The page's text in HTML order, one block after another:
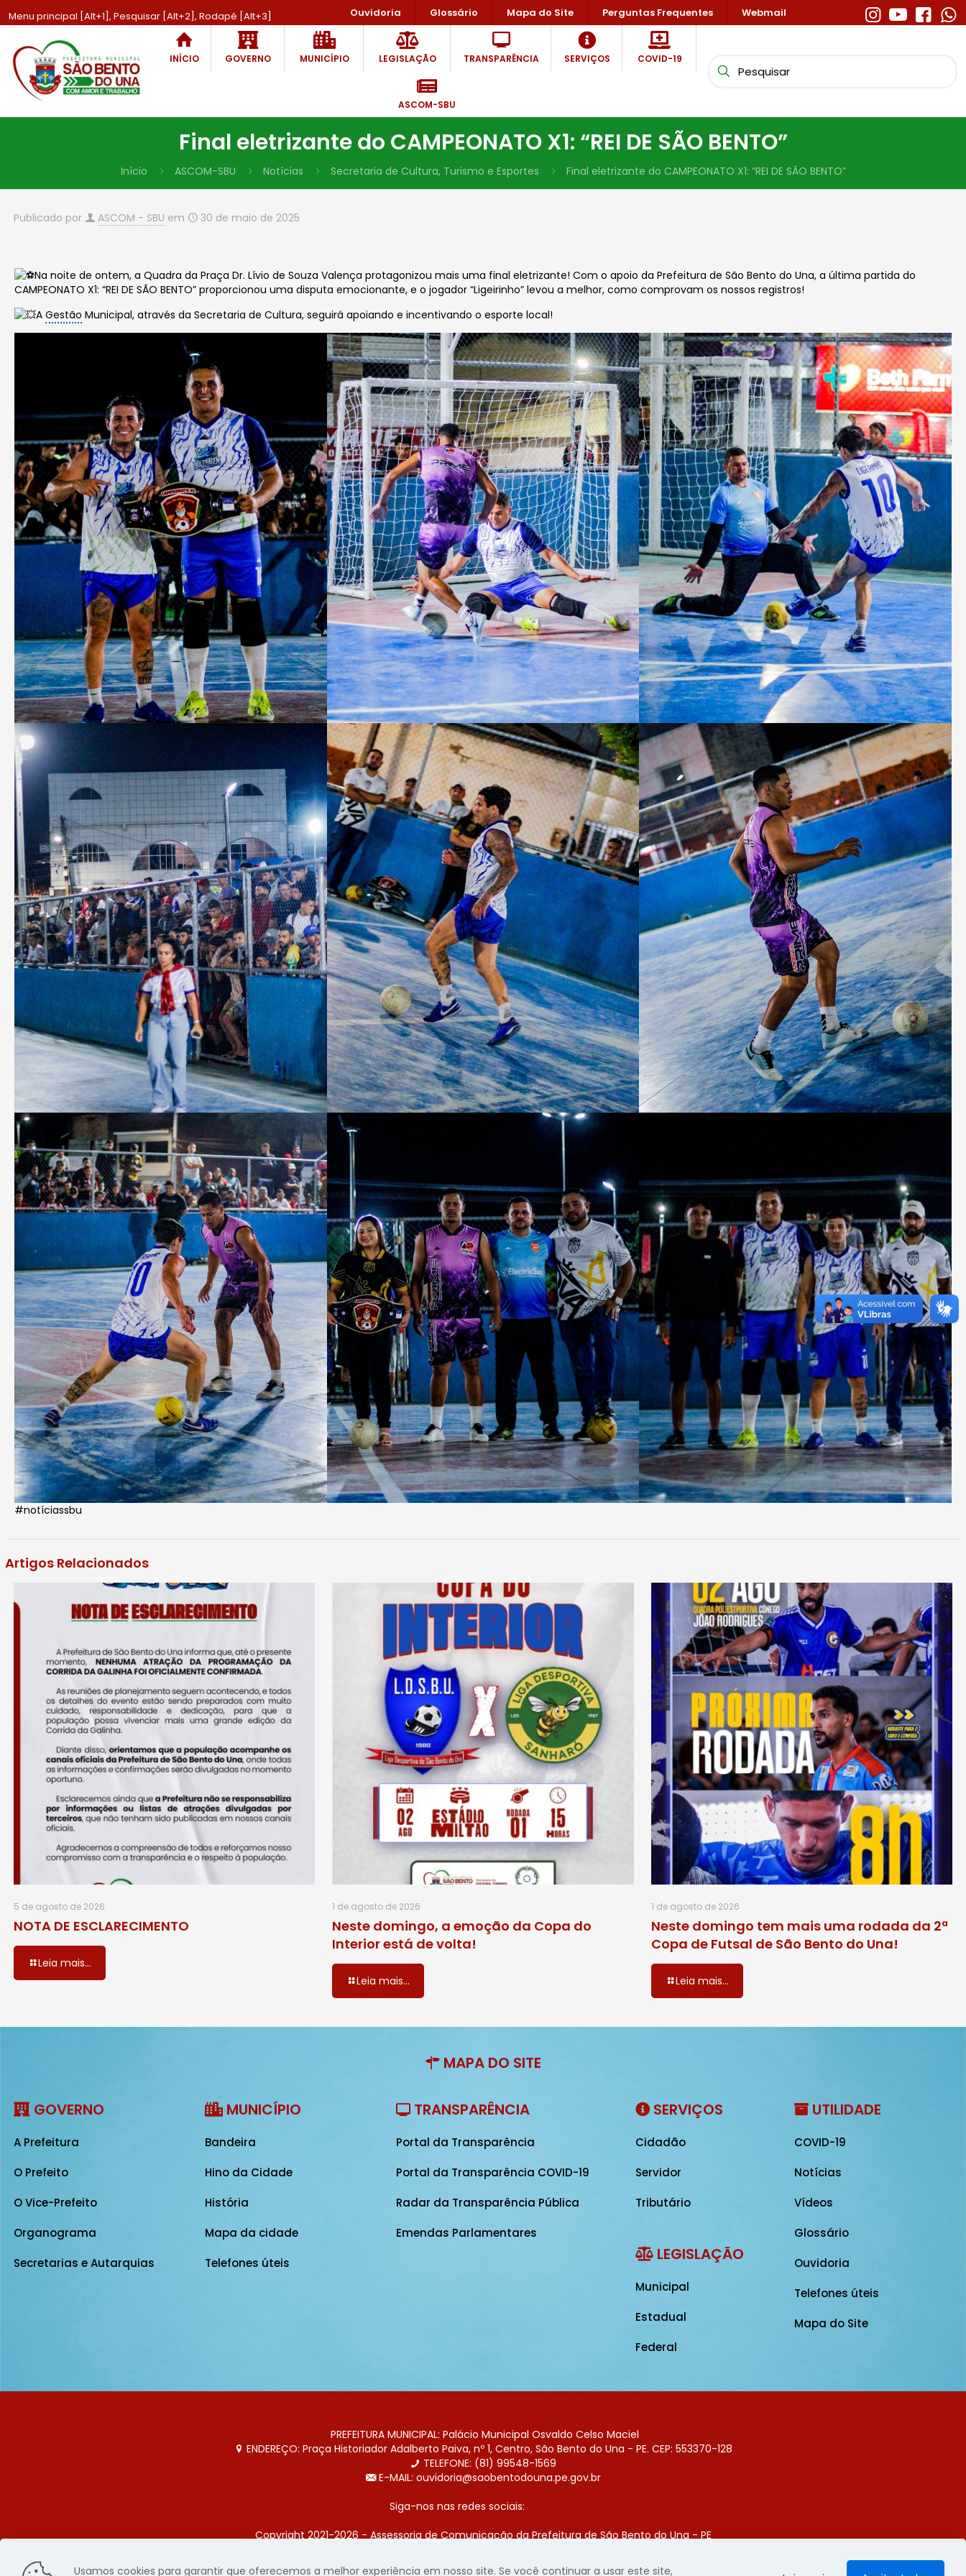
Menu principal [Alt+1], Pesquisar [Alt+2], Rodapé [Alt+3] Ouvidoria Glossário Mapa do Site Perguntas Frequentes Webmail
INÍCIO GOVERNO MUNICÍPIO LEGISLAÇÃO TRANSPARÊNCIA SERVIÇOS COVID-19
ASCOM-SBU
Final eletrizante do CAMPEONATO X1: “REI DE SÃO BENTO”
Início ASCOM-SBU Notícias Secretaria de Cultura, Turismo e Esportes Final eletrizante do CAMPEONATO X1: “REI DE SÃO BENTO”
Publicado por ASCOM - SBU em 30 de maio de 2025
Na noite de ontem, a Quadra da Praça Dr. Lívio de Souza Valença protagonizou mais uma final eletrizante! Com o apoio da Prefeitura de São Bento do Una, a últimapartida do
CAMPEONATO X1: “REI DE SÃO BENTO” proporcionou uma disputa emocionante, e o jogador “Ligeirinho” levou a melhor, como comprovam os nossos registros!
AGestão Municipal, através da Secretaria de Cultura, seguirá apoiando e incentivando o esporte local!
#notíciassbu
Artigos Relacionados
5 de agosto de 2026
NOTA DE ESCLARECIMENTO
Leia mais...
1 de agosto de 2026
Neste domingo, a emoção da Copa do
Interior está de volta!
Leia mais...
1 de agosto de 2026
Neste domingo tem mais uma rodada da 2ª
Copa de Futsal de São Bento do Una!
Leia mais...
MAPA DO SITE
GOVERNO
A Prefeitura
O Prefeito
O Vice-Prefeito
Organograma
Secretarias e Autarquias
MUNICÍPIO
Bandeira
Hino da Cidade
História
Mapa da cidade
Telefones úteis
TRANSPARÊNCIA
Portal da Transparência
Portal da Transparência COVID-19
Radar da Transparência Pública
Emendas Parlamentares
SERVIÇOS
Cidadão
Servidor
Tributário
LEGISLAÇÃO
Municipal
Estadual
Federal
UTILIDADE
COVID-19
Notícias
Vídeos
Glossário
Ouvidoria
Telefones úteis
Mapa do Site
PREFEITURA MUNICIPAL: Palácio Municipal Osvaldo Celso Maciel
ENDEREÇO: Praça Historiador Adalberto Paiva, nº 1, Centro, São Bento do Una - PE. CEP: 553370-128
TELEFONE: (81) 99548-1569
E-MAIL: ouvidoria@saobentodouna.pe.gov.br
Siga-nos nas redes sociais:
Copyright 2021-2026 - Assessoria de Comunicação da Prefeitura de São Bento do Una - PE
Página desenvolvida pela agência de publicidade LumusWeb - Agência Digital
Usamos cookies para garantir que oferecemos a melhor experiência em nosso site. Se você continuar a usar este site,